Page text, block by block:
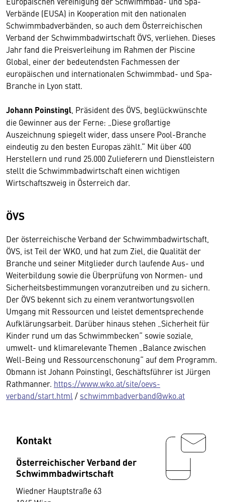
Verbände (EUSA) in Kooperation mit den nationalen
Schwimmbadverbänden, so auch dem Österreichischen
Verband der Schwimmbadwirtschaft ÖVS, verliehen. Dieses
Jahr fand die Preisverleihung im Rahmen der Piscine
Global, einer der bedeutendsten Fachmessen der
europäischen und internationalen Schwimmbad- und Spa-
Branche in Lyon statt.
Johann Poinstingl , Präsident des ÖVS, beglückwünschte
die Gewinner aus der Ferne: „Diese großartige
Auszeichnung spiegelt wider, dass unsere Pool-Branche
eindeutig zu den besten Europas zählt.“ Mit über 400
Herstellern und rund 25.000 Zulieferern und Dienstleistern
stellt die Schwimmbadwirtschaft einen wichtigen
Wirtschaftszweig in Österreich dar.
ÖVS
Der österreichische Verband der Schwimmbadwirtschaft,
ÖVS, ist Teil der WKO, und hat zum Ziel, die Qualität der
Branche und seiner Mitglieder durch laufende Aus- und
Weiterbildung sowie die Überprüfung von Normen- und
Sicherheitsbestimmungen voranzutreiben und zu sichern.
Der ÖVS bekennt sich zu einem verantwortungs­vollen
Umgang mit Ressourcen und leistet dementsprechende
Aufklärungsarbeit. Darüber hinaus stehen „Sicherheit für
Kinder rund um das Schwimmbecken“ sowie soziale,
umwelt- und klimarelevante Themen „Balance zwischen
Well-Being und Ressourcenschonung“ auf dem Programm.
Obmann ist Johann Poinstingl, Geschäftsführer ist Jürgen
Rathmanner. https://www.wko.at/site/oevs-
verband/start.html / schwimmbadverband@wko.at
Kontakt
Österreichischer Verband der
Schwimmbadwirtschaft
Wiedner Hauptstraße 63